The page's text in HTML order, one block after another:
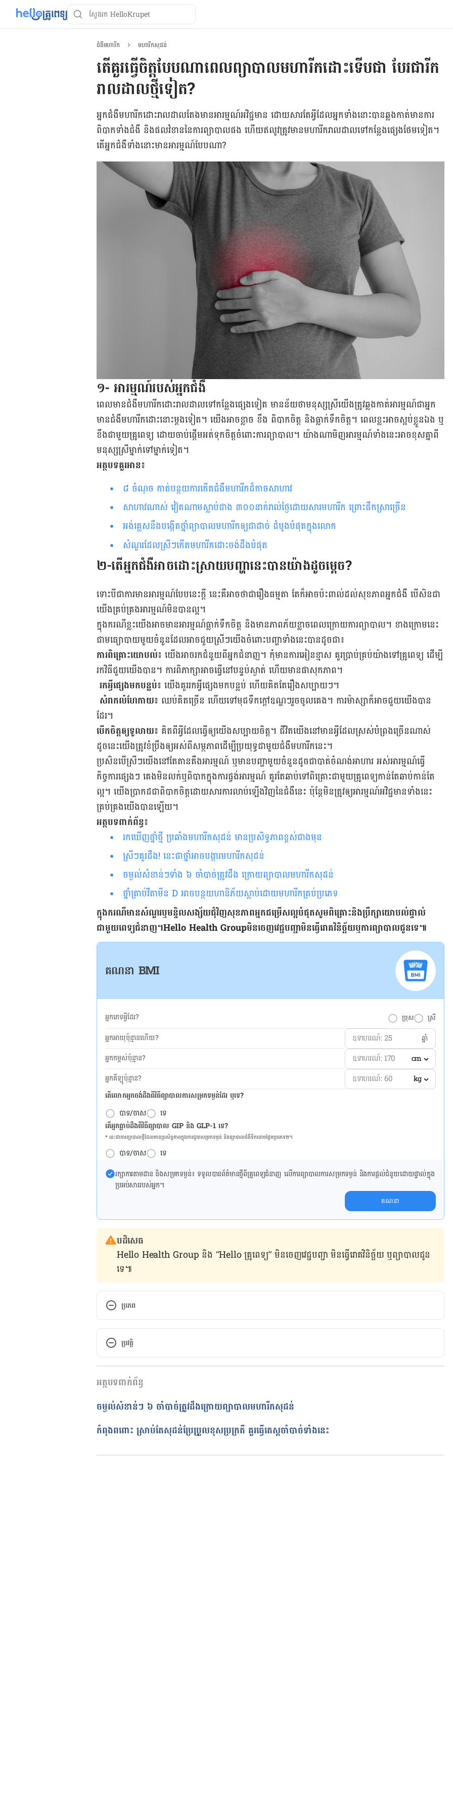
ជំងឺមហារីក មហារីកសុដន់
តើ​គួរ​ធ្វើចិត្ត​បែប​ណាពេលព្យាបាល​មហារីក​ដោះ​ទើបជា​ បែរជារីក​
រាលដាល​ថ្មី​ទៀត​?
អ្នកជំងឺ​មហារីក​ដោះរាល​ដាល​តែង​មាន​អារម្មណ៍​អវិជ្ជមាន ដោយសារ​តែ​អ្វីដែល​អ្នក​ទាំង​នោះ​បាន​​ឆ្លង​កាត់មាន​ការ​
ពិបាក​ទាំង​ជំងឺ និងផល​វំខាន​នៃ​ការ​ព្យាបាលផង​ ហើយឥលូវត្រូវ​មាន​មហារីក​រាល​ដាល​ទៅ​កន្លែង​ផ្សេង​ថែម​ទៀត។
តើ​អ្នកជំងឺ​​ទាំង​នោះ​មាន​អារម្មណ៍​បែប​ណា?​
១- អារម្មណ៍​របស់​អ្នក​ជំងឺ​
ពេល​​មាន​ជំងឺ​មហារីក​ដោះ​​រាល​ដាល​ទៅ​កន្លែង​ផ្សេង​ទៀត​ មាន​ន័យ​ថា​មនុស្ស​ស្រី​យើង​​ត្រូវ​ឆ្លង​កាត់​អារម្មណ៍​ជា​អ្នក​
មាន​ជំងឺ​មហារីក​ដោះ​នោះ​ម្តង​ទៀត។​ យើង​អាច​ខ្លាច​ ខឹង ពិបាកចិត្ត និងធ្លាក់​ទឹក​ចិត្ត។ ពេល​ខ្លះ​អាច​ស្អប់​ខ្លួន​ឯង ឬ​
ខឹង​​ជាមួយ​គ្រូពេទ្យ​ ដោយ​ចាប់​ផ្តើម​អត់ទុក​ចិត្ត​ចំពោះ​ការ​ព្យាបាល​។ យ៉ាង​ណា​មិញ​អារម្មណ៍ទាំង​នេះ​អាច​ខុស​គ្នា​ពី​
មនុស្សស្រី​​ម្នាក់​ទៅ​ម្នាក់​ទៀត។​
អត្ថបទគួរអាន៖
៨ ចំណុច ​កាត់​បន្ថយការ​​កើត​ជំងឺ​​មហារីកដ៏កាច​សាហាវ
សាហាវ​ណាស់ វៀតណាម​ស្លាប់​ជាង ៣០០នាក់​រាល់​ថ្ងៃ​ដោយ​សារ​មហារីក ​ព្រោះ​ផឹក​ស្រា​​ច្រើន
អង់គ្លេស​នឹង​​បង្កើត​​ថ្នាំ​ព្យាបាល​​មហារីកឲ្យ​ជាដាច់ ​ដំបូង​​បំផុត​​ក្នុង​​លោក
សំណួរ​ដែល​ស្រីៗ​កើត​មហារីក​ដោះ​ចង់​ដឹង​បំផុត
២-តើ​អ្នកជំងឺអាច​ដោះ​ស្រាយ​បញ្ហា​នេះ​បាន​យ៉ាង​ដូច​ម្តេច?​​
ទោះ​បីជាការ​មាន​អារម្មណ៍​បែប​នេះក្ដី នេះគឺ​​អាចថា​ជា​រឿង​ធម្មតា តែ​ក៏អាច​ប៉ះពាល់​ដល់​សុខភាព​អ្នកជំងឺ​ បើសិន​ជា
យើង​​​គ្រប់​គ្រង​អារម្មណ៍​មិន​បាន​ល្អ។
ក្នុង​ករណី​ខ្លះយើង​អាច​មាន​អារម្មណ៍​ធ្លាក់​ទឹក​ចិត្ត​ និង​មាន​ភាព​ភ័យ​ខ្លាច​ពេល​ក្រោយ​ការ​ព្យាបាល។ ខាង​ក្រោម​នេះ​
ជា​មធ្យោបាយ​មួយ​ចំនួន​ដែល​អាច​ជួយស្រីៗយើង​ចំពោះ​បញ្ហា​ទាំង​នេះ​បាន​ដូចជា៖
ការ​ពិគ្រោះ​យោបល់៖ យើង​អាច​រក​ជំនួយ​ពី​អ្នក​ជំនាញ​។ កុំ​មាន​ការ​អៀន​ខ្មាស គួរ​ប្រាប់​គ្រប់​យ៉ាង​ទៅគ្រូពេទ្យ​ ដើម្បី​
រកវិធី​ជួយ​យើងបាន​។ ការ​ពិភាក្សា​អាច​ធ្វើ​នៅ​បន្ទប់​ស្ងាត់​ ហើយ​មាន​ផាសុកភាព។​​​
រក​អ្វី​ផ្សេង​មក​បន្លប់៖ យើង​គួរ​រកអ្វី​ផ្សេង​​មក​បន្លប់​ ហើយ​គិត​តែ​រឿង​សប្បាយៗ។
សំរាក​លំហែ​កាយ៖ ឈប់គិត​ច្រើន​ ហើយ​ទៅ​មុជ​ទឹក​ក្តៅ​ឧណ្ហៗ​រួច​ចូល​គេង។​ ការ​ម៉ាស្សា​ក៏​អាច​ជួយ​យើង​បាន​
ដែរ។
បើក​ចិត្ត​ឲ្យ​ទូលាយ​៖ គិតពីអ្វី​ដែល​ធ្វើ​ឲ្យ​យើង​សប្បាយ​ចិត្ត។ ជីវិត​យើង​នៅ​មាន​អ្វី​ដែល​​ស្រស់​បំព្រងច្រើន​ណាស់
ដូច​នេះយើងត្រូវ​ខំ​ប្រឹង​ឲ្យ​អស់​ពី​សម្ថភាព​ដើម្បី​ប្រយុទ្ធ​ជាមួយ​ជំងឺ​មហារីក​នេះ។​​
ប្រសិន​បើ​ស្រីៗ​យើង​​នៅ​តែ​តាន​តឹង​អារម្មណ៍​ ឬ​មានបញ្ហា​មួយ​ចំនួន​ដូចជា​បាត់​ចំណង់​អាហារ​ អស់​អារម្មណ៍​ធ្វើ​
កិច្ចការ​ផ្សេងៗ​ គេង​មិន​លក់​ឬពិបាក​ក្នុង​ការ​ផ្ចង់​អារម្មណ៍ ​គួរ​តែ​ឆាប់​ទៅ​ពិគ្រោះ​ជាមួយ​គ្រូពេទ្យ​កាន់​តែ​ឆាប់​កាន់​តែ​
ល្អ។​ យើង​ប្រាកដ​ជា​ពិបាក​ចិត្ត​ដោយ​សារ​ការ​លាប់​ឡើង​វិញ​នៃ​ជំងឺ​នេះ ប៉ុន្តែ​មិន​ត្រូវ​ឲ្យ​អារម្មណ៍​អវិជ្ជមាន​ទាំង​នេះ​
គ្រប់​គ្រង​យើង​បាន​ឡើយ។​
អត្ថបទពាក់ព័ន្ធ៖
រក​ឃើញ​​ថ្នាំ​​​ថ្មី​ ប្រឆាំង​មហារីក​សុដន់​ មាន​ប្រសិទ្ធភាព​​​ខ្ពស់​ជាង​មុន​
ស្រីៗគួរដឹង! នេះជាថ្នាំអាច​បង្ការ​មហារីកសុដន់
ចម្ងល់​សំខាន់ៗ​ទាំង ៦ ចាំបាច់ត្រូវដឹង​ ក្រោយ​ព្យាបាលមហារីកសុដន់​
​ថ្នាំ​គ្រាប់​វីតាមីន D អាច​បន្ថយ​ហានិភ័យ​ស្លាប់​ដោយ​មហារីក​គ្រប់ប្រភេទ
ក្នុង​ករណី​មាន​សំណួរ​ឬ​មន្ទិល​សង្ស័យ​ជុំវិញ​សុខភាព​អ្នក​ជម្រើស​ល្អ​បំផុត​សូម​ពិគ្រោះ​និង​ប្រឹក្សា​យោបល់​ផ្ទាល់​
ជាមួយ​ពេទ្យ​ជំនាញ។​Hello​​ Health​ Group​មិន​ចេញ​វេជ្ជបញ្ជា​មិន​ធ្វើ​រោគ​វិនិច្ឆ័យ​ឬ​ការ​ព្យាបាល​ជូន​ទេ៕​
គណនា BMI
អ្នកភេទអ្វីដែរ? ប្រុស ស្រី
អ្នកអាយុប៉ុន្មានហើយ?
ឆ្នាំ
អ្នកកម្ពស់ប៉ុន្មាន?
cm
អ្នកគីឡូប៉ុន្មាន?
kg
តើលោកអ្នកចង់ដឹង​ពីវិធីព្យាបាលការសម្រកទម្ងន់ដែរ ឬទេ?
បាទ/ចាស ទេ
តើអ្នកធ្លាប់ដឹងពីវិធីព្យាបាល GIP និង GLP-1 ទេ?
* នេះ​ជា​ការ​ព្យា​បាល​ថ្មីដែល​​មាន​ប្រសិទ្ធ​ភាព​ក្នុង​ការ​ជួយ​សម្រក​ទម្ងន់ និង​ព្យា​បាល​ជំ​ងឺ​ទឹក​នោម​ផ្អែម​ប្រភេទ២។
បាទ/ចាស ទេ
រក្សា​ការ​តាមដាន និងសម្រក​ទម្ងន់៖ ទទួលបាន​ព័ត៌​មាន​ថ្មី​ពី​គ្រូពេទ្យ​ជំនាញ លើ​ការ​ព្យា​បាល​ការសម្រក​ទម្ងន់ និងការផ្តល់ជំនួយដោយផ្ទាល់​ក្នុង​
ប្រអប់​សារ​របស់​អ្នក។
គណនា
បដិសេធ
Hello Health Group និង “Hello គ្រូពេទ្យ” មិន​ចេញ​វេជ្ជបញ្ជា មិន​ធ្វើ​រោគវិនិច្ឆ័យ ឬ​ព្យាបាល​ជូន​
ទេ៕
ប្រភព
Anxiety and depression with secondary breast cancer.
https://www.breastcancercare.org.uk/information-support/secondary-metastatic-
breast-cancer/living-secondary-breast-cancer/anxiety-depression-secondary-breast-
cancer. Accessed February 12, 2017.
Your Feelings About Recurrent or Metastatic Breast Cancer.
http://www.breastcancer.org/symptoms/types/recur_metast/living_metast/feelings.
Accessed February 12, 2017.
Common feelings for women with metastatic breast cancer.
breast-cancer/issues-women-whose-breast-cancer-has-spread/feelings-when-breast-
ប្រវត្តិ
កំណែ​ប្រែបច្ចុប្បន្ន
13/05/2020
អត្ថបទ​ដោយ Duk Panharat
ត្រួតពិនិត្យដោយ វេជ្ជ. ចាន់ ស៊ីណេត
បច្ចុប្បន្នភាពដោយ៖ Solika
អត្ថបទពាក់ព័ន្ធ
ចម្ងល់​សំខាន់ៗ​ ៦ ចាំបាច់ត្រូវដឹង​ក្រោយ​ព្យាបាលមហារីកសុដន់​
កំពុងពពោះ ស្រាប់​តែ​សុដន់​ប្រែ​ប្រួល​ខុស​ប្រក្រតី គួរ​ធ្វើ​តេស្ត​ចាំ​បាច់​ទាំង​នេះ